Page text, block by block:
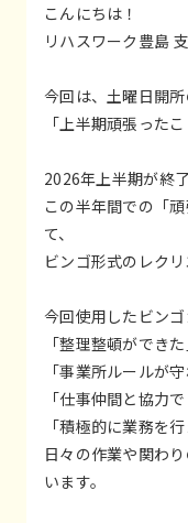
こんにちは！
リハスワーク豊島
今回は、土曜日開
「上半期頑張った
2026年上半期が終了
この半年間での「
て、
ビンゴ形式のレク
今回使用したビンゴ
「整理整頓ができた
「事業所ルールが守
「仕事仲間と協力で
「積極的に業務を行
日々の作業や関わ
います。